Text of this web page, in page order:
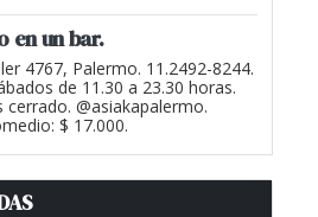
en un bar.
4767, Palermo. 11.2492-8244.
de 11.30 a 23.30 horas.
cerrado. @asiakapalermo.
$ 17.000.